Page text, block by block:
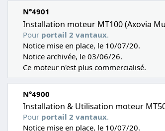
N°4901
Installation moteur MT100 (Axovia
Pour portail 2 vantaux.
Notice mise en place, le 10/07/20.
Notice archivée, le 03/06/26.
Ce moteur n'est plus commercialisé.
N°4900
Installation & Utilisation moteur MT50
Pour portail 2 vantaux.
Notice mise en place, le 10/07/20.